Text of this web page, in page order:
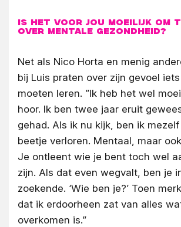
Is het voor jou moeilijk om
over mentale gezondheid?
Net als Nico Horta en menig
bij Luis praten over zijn gevoel
moeten leren. ”Ik heb het wel
hoor. Ik ben twee jaar eruit
gehad. Als ik nu kijk, ben ik
beetje verloren. Mentaal, maar
Je ontleent wie je bent toch wel
zijn. Als dat even wegvalt, ben je
zoekende. ‘Wie ben je?’ Toen
dat ik erdoorheen zat van alles
overkomen is.”